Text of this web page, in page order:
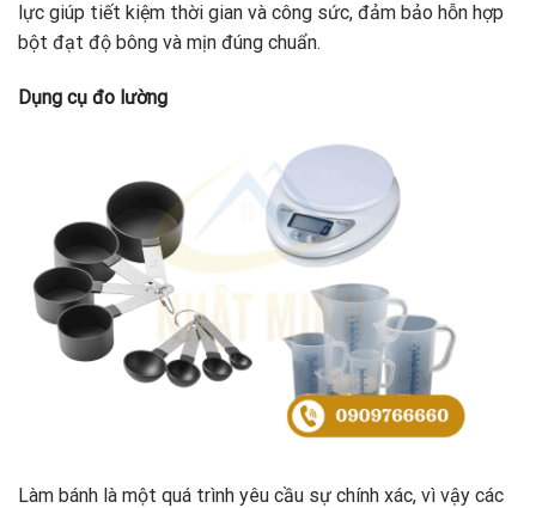
lực giúp tiết kiệm thời gian và công sức, đảm bảo hỗn hợp
bột đạt độ bông và mịn đúng chuẩn.
Dụng cụ đo lường
Làm bánh là một quá trình yêu cầu sự chính xác, vì vậy các